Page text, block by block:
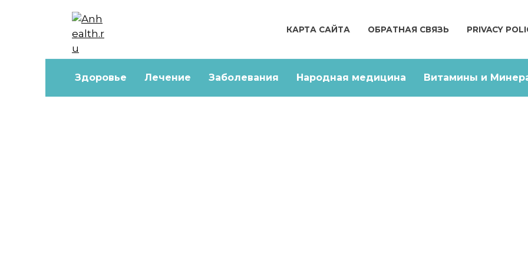
КАРТА САЙТА ОБРАТНАЯ СВЯЗЬ PRIVACY
Здоровье Лечение Заболевания Народная медицина Витамины и